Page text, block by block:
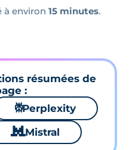
à environ 15 minutes.
résumées de
:
⚙Perplexity
🐱 Mistral